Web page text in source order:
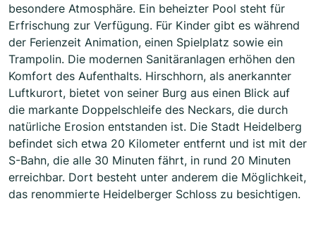
besondere Atmosphäre. Ein beheizter Pool steht für
Erfrischung zur Verfügung. Für Kinder gibt es während
der Ferienzeit Animation, einen Spielplatz sowie ein
Trampolin. Die modernen Sanitäranlagen erhöhen den
Komfort des Aufenthalts. Hirschhorn, als anerkannter
Luftkurort, bietet von seiner Burg aus einen Blick auf
die markante Doppelschleife des Neckars, die durch
natürliche Erosion entstanden ist. Die Stadt Heidelberg
befindet sich etwa 20 Kilometer entfernt und ist mit der
S-Bahn, die alle 30 Minuten fährt, in rund 20 Minuten
erreichbar. Dort besteht unter anderem die Möglichkeit,
das renommierte Heidelberger Schloss zu besichtigen.